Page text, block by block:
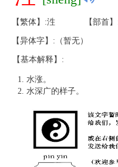
【繁体】:泩 【部首】
【异体字】:（暂无）
【基本解释】:
水涨。
水深广的样子。